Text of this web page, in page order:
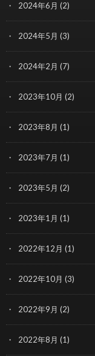
2024年6月 (2)
2024年5月 (3)
2024年2月 (7)
2023年10月 (2)
2023年8月 (1)
2023年7月 (1)
2023年5月 (2)
2023年1月 (1)
2022年12月 (1)
2022年10月 (3)
2022年9月 (2)
2022年8月 (1)